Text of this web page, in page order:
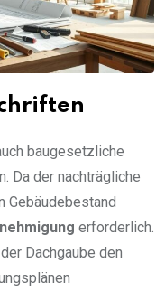
baugesetzliche
Da der nachträgliche
Gebäudebestand
erforderlich.
Dachgaube den